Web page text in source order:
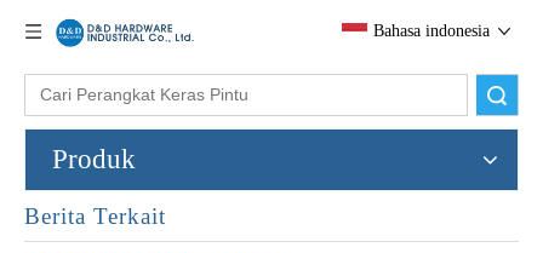
Bahasa indonesia
Produk
Berita Terkait